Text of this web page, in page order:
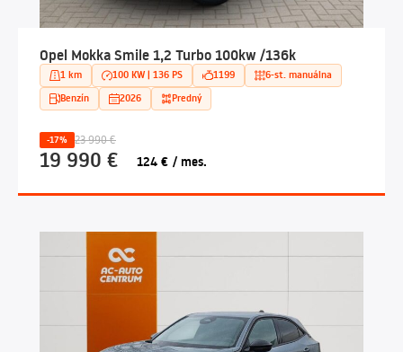
Opel Mokka Smile 1,2 Turbo 100kw /136k
1 km 100 KW | 136 PS 1199
6-st. manuálna
Benzín
2026 Predný
-17% 23 990 €
19 990 € 124 € / mes.